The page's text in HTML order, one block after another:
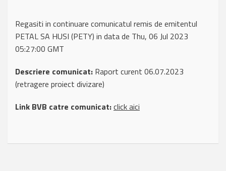
Regasiti in continuare comunicatul remis de emitentul
PETAL SA HUSI (PETY) in data de Thu, 06 Jul 2023
05:27:00 GMT
Descriere comunicat: Raport curent 06.07.2023
(retragere proiect divizare)
Link BVB catre comunicat:click aici